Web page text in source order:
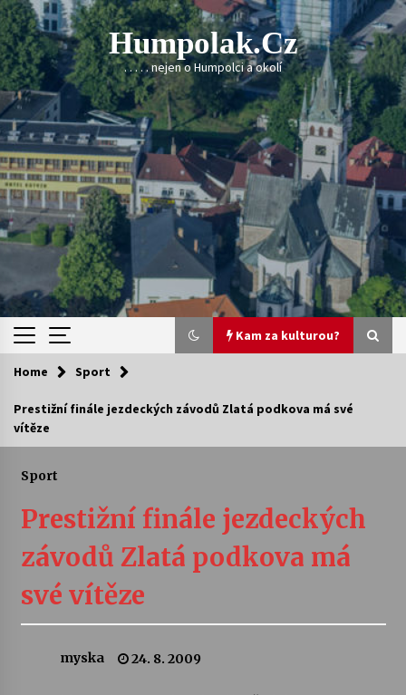
Skip
to
content
Humpolak.cz
. . . . . nejen o Humpolci a okolí
Kam za kulturou?
Kam za kulturou?
Vernisáž výstavy Josefíny Duškové: Stávám se
30. 7. 2026
Veselí muzikanti
30. 7. 2026
Home Sport
Prestižní finále jezdeckých závodů Zlatá podkova má své
vítěze
Sport
Prestižní finále jezdeckých
závodů Zlatá podkova má
své vítěze
myska 24. 8. 2009